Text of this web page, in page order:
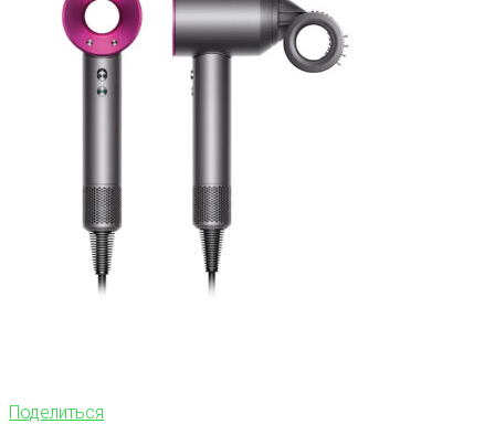
Поделиться